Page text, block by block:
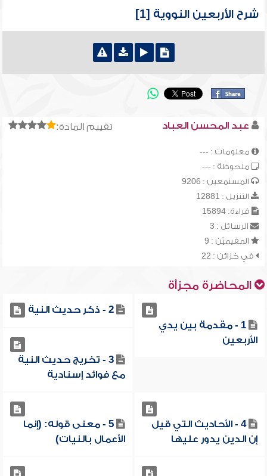
شرح الأربعين النووية [1]
تقييم المادة: عبد المحسن العباد
معلومات : ---
ملحوظة : ---
المستمعين : 9206
التنزيل : 12881
قراءة: 15894
الرسائل : 3
المقيميّن : 9
في خزائن : 22
المحاضرة مجزأة
1 - مقدمة بين يدي
الأربعين
2 - ذكر حديث النية
3 - تخريج حديث النية
مع فوائد إسنادية
4 - الأحاديث التي قيل
إن الدين يدور عليها
5 - معنى قوله: (إنما
الأعمال بالنيات)